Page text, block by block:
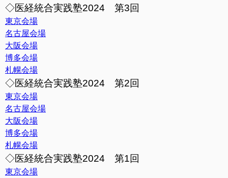
◇医経統合実践塾2024 第3回
東京会場
名古屋会場
大阪会場
博多会場
札幌会場
◇医経統合実践塾2024 第2回
東京会場
名古屋会場
大阪会場
博多会場
札幌会場
◇医経統合実践塾2024 第1回
東京会場